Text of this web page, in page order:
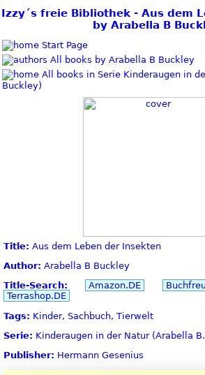
Izzy´s freie Bibliothek - Aus dem
by Arabella B
Start Page
All books by Arabella B Buckley
All books in Serie Kinderaugen in
Buckley)
Title: Aus dem Leben der Insekten
Author: Arabella B Buckley
Title-Search:
Amazon.DE
Terrashop.DE
Tags: Kinder, Sachbuch, Tierwelt
Serie: Kinderaugen in der Natur (Arabella
Publisher: Hermann Gesenius